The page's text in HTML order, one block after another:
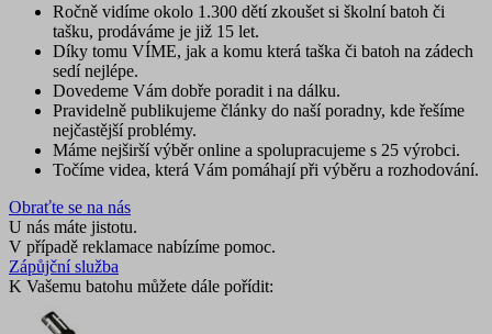
Ročně vidíme okolo 1.300 dětí zkoušet si školní batoh či
tašku, prodáváme je již 15 let.
Díky tomu VÍME, jak a komu která taška či batoh na zádech
sedí nejlépe.
Dovedeme Vám dobře poradit i na dálku.
Pravidelně publikujeme články do naší poradny, kde řešíme
nejčastější problémy.
Máme nejširší výběr online a spolupracujeme s 25 výrobci.
Točíme videa, která Vám pomáhají při výběru a rozhodování.
Obraťte se na nás
U nás máte jistotu.
V případě reklamace nabízíme pomoc.
Zápůjční služba
K Vašemu batohu můžete dále pořídit: